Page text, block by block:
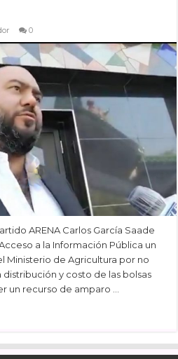
0
ARENA Carlos García Saade
a la Información Pública un
Ministerio de Agricultura por no
y costo de las bolsas
un recurso de amparo …